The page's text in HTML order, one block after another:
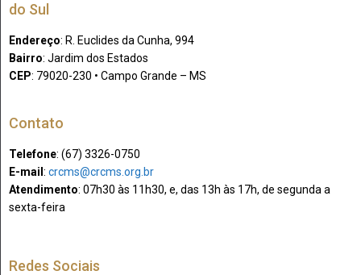
do Sul
Endereço: R. Euclides da Cunha, 994
Bairro: Jardim dos Estados
CEP: 79020-230 • Campo Grande – MS
Contato
Telefone: (67) 3326-0750​
E-mail : crcms@crcms.org.br
Atendimento: 07h30 às 11h30, e, das 13h às 17h, de segunda a
sexta-feira
Redes Sociais